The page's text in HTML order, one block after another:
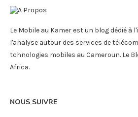
Le Mobile au Kamer est un blog dédié à
l'analyse autour des services de
tchnologies mobiles au Cameroun. Le
Africa.
NOUS SUIVRE